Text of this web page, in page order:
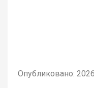
Опубликовано: